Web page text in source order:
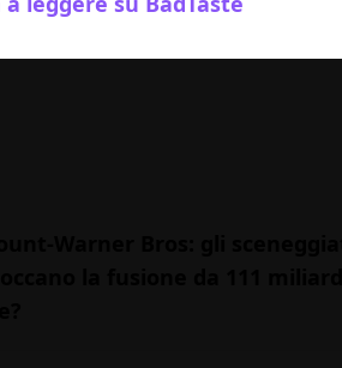
Warner Bros: gli
la fusione da 111